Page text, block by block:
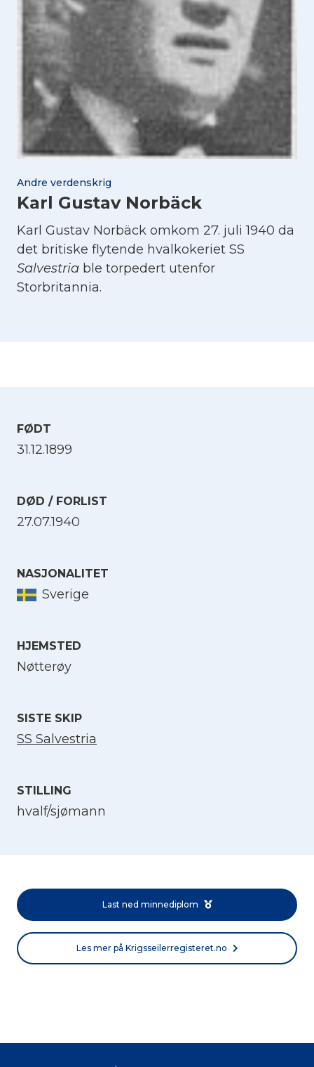
Andre verdenskrig
Karl Gustav Norbäck
Karl Gustav Norbäck omkom 27. juli 1940 da
det britiske flytende hvalkokeriet SS
Salvestria ble torpedert utenfor
Storbritannia.
FØDT
31.12.1899
DØD / FORLIST
27.07.1940
NASJONALITET
Sverige
HJEMSTED
Nøtterøy
SISTE SKIP
SS Salvestria
STILLING
hvalf/sjømann
Last ned minnediplom
Les mer på Krigsseilerregisteret.no
Velg språk
Norsk bokmål